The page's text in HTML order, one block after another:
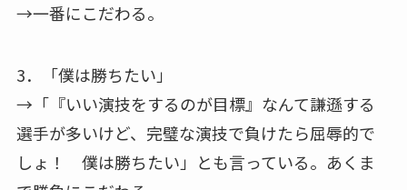
→一番にこだわる。
3．「僕は勝ちたい」
→「『いい演技をするのが目標』なんて謙遜する
選手が多いけど、完璧な演技で負けたら屈辱的で
しょ！ 僕は勝ちたい」とも言っている。あくま